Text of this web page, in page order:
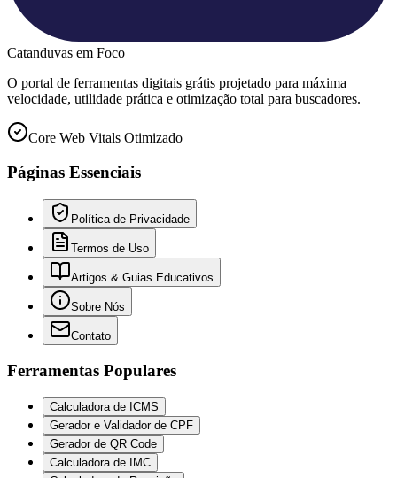
Catanduvas em Foco
O portal de ferramentas digitais grátis projetado para máxima
velocidade, utilidade prática e otimização total para buscadores.
Core Web Vitals Otimizado
Páginas Essenciais
Política de Privacidade
Termos de Uso
Artigos & Guias Educativos
Sobre Nós
Contato
Ferramentas Populares
Calculadora de ICMS
Gerador e Validador de CPF
Gerador de QR Code
Calculadora de IMC